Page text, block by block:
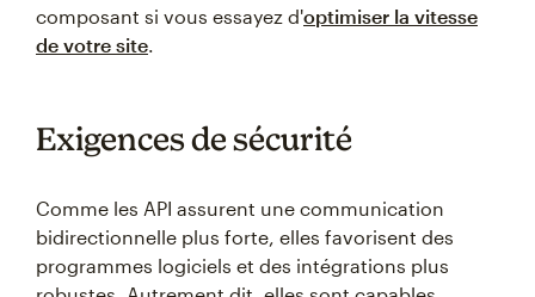
composant si vous essayez d'optimiser la vitesse
de votre site.
Exigences de sécurité
Comme les API assurent une communication
bidirectionnelle plus forte, elles favorisent des
programmes logiciels et des intégrations plus